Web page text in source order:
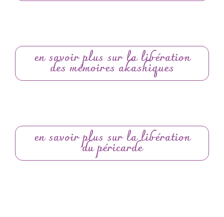
en savoir plus sur la libération
des mémoires akashiques
en savoir plus sur la libération
du péricarde